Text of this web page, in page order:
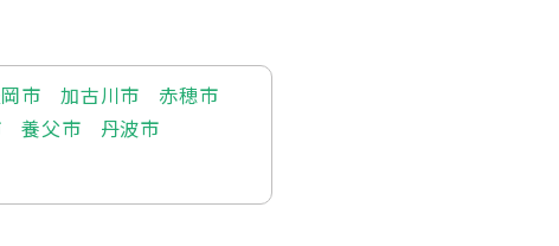
市 加古川市
赤穂市
養父市
丹波市